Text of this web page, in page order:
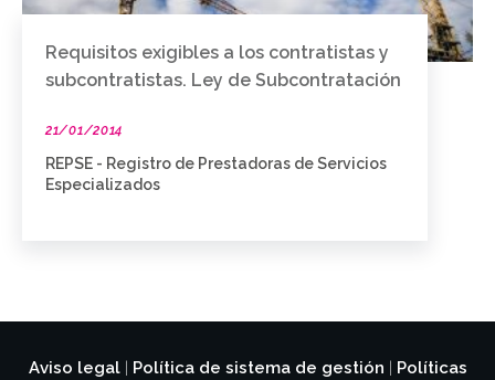
Requisitos exigibles a los contratistas y
subcontratistas. Ley de Subcontratación
21/01/2014
REPSE - Registro de Prestadoras de Servicios
Especializados
Aviso legal| Política de sistema de gestión Políticas